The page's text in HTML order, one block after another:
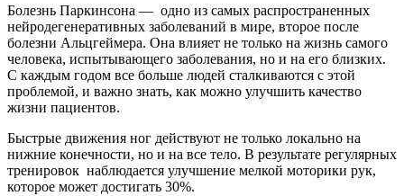
Применение
тренажеров
Motomed
при
болезни
Паркинсона
улучшает
мелкую
Болезнь Паркинсона — одно из самых распространенных
нейродегенеративных заболеваний в мире, второе после
болезни Альцгеймера. Она влияет не только на жизнь самого
человека, испытывающего заболевания, но и на его близких.
С каждым годом все больше людей сталкиваются с этой
проблемой, и важно знать, как можно улучшить качество
жизни пациентов.
Быстрые движения ног действуют не только локально на
нижние конечности, но и на все тело. В результате регулярных
тренировок наблюдается улучшение мелкой моторики рук,
которое может достигать 30%.